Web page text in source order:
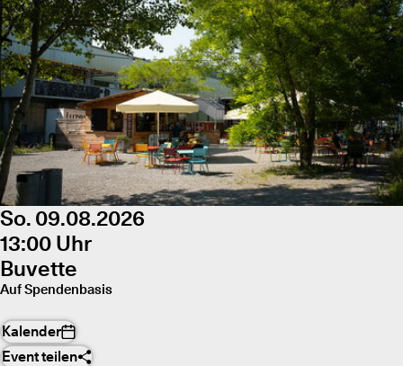
So. 09.08.2026
13:00 Uhr
Buvette
Auf Spendenbasis
Kalender
Event teilen